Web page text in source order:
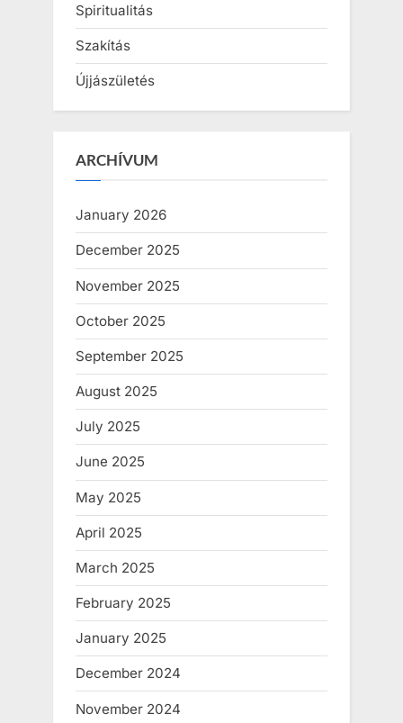
Spiritualitás
Szakítás
Újjászületés
ARCHÍVUM
January 2026
December 2025
November 2025
October 2025
September 2025
August 2025
July 2025
June 2025
May 2025
April 2025
March 2025
February 2025
January 2025
December 2024
November 2024